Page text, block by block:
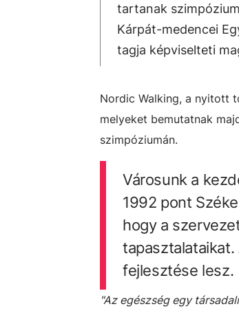
tartanak
Kárpát-medencei
tagja képviselteti
Nordic Walking, a nyitott
melyeket bemutatnak
szimpóziumán.
Városunk a
1992 pont
hogy a
fejlesztése lesz.
"Az egészség egy